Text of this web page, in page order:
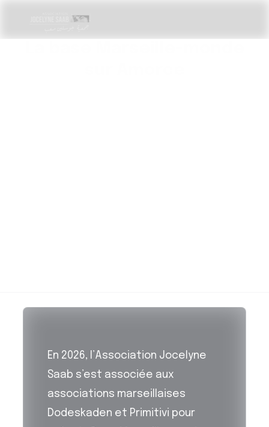
En 2026, l’Association Jocelyne
Saab s’est associée aux
associations marseillaises
Dodeskaden et Primitivi pour